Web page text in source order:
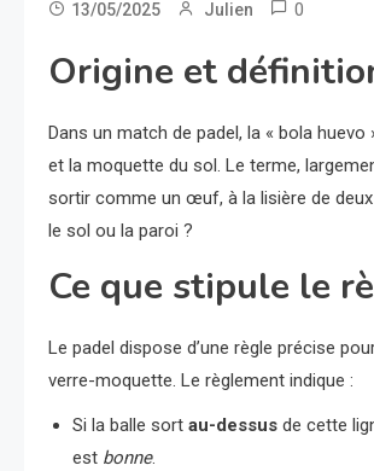
13/05/2025 Julien 0
Origine et
Dans un match de padel, la « bola
et la moquette du sol. Le terme,
sortir comme un œuf, à la lisière de
le sol ou la paroi ?
Ce que stipule le
Le padel dispose d’une règle précise
verre-moquette. Le règlement indique :
Si la balle sort au-dessus de cette
est bonne.